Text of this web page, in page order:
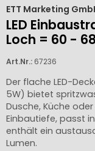
ETT Marketing
LED
Loch = 60 -
Art.Nr.: 67236
Der flache LED-
5W) bietet
Dusche, Küche
Einbautiefe, passt
enthält ein
Lumen.